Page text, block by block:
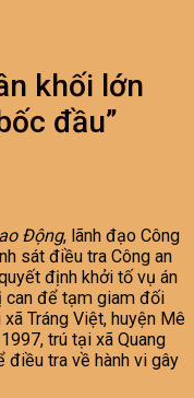
khối lớn
đầu”
Động, lãnh đạo Công
sát điều tra Công an
định khởi tố vụ án
can để tạm giam đối
Tráng Việt, huyện Mê
trú tại xã Quang
điều tra về hành vi gây